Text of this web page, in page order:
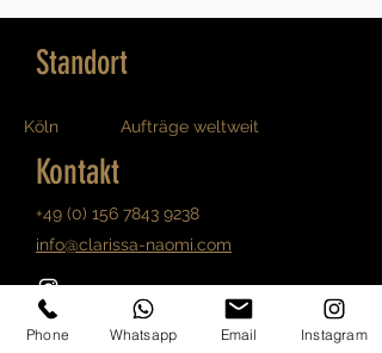
Standort
Köln Aufträge weltweit
Kontakt
+49 (0) 156 7843 9238
info@clarissa-naomi.com
Phone Whatsapp Email Instagram